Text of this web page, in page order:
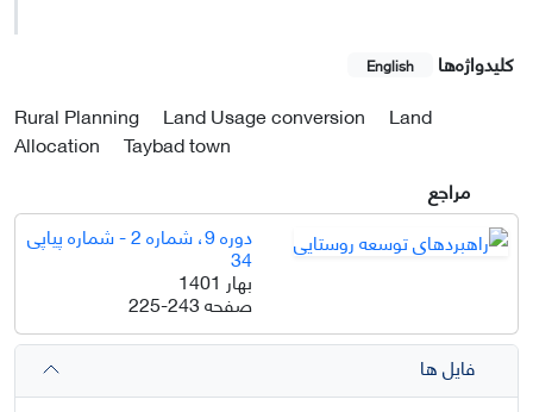
کلیدواژه‌ها English
Rural Planning Land Usage conversion
Land
Allocation
Taybad town
مراجع
دوره 9، شماره 2 - شماره پیاپی
34
بهار 1401
صفحه225-243
فایل ها